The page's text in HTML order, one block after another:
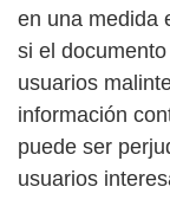
en una medida
si el
usuarios
información
puede ser
usuarios